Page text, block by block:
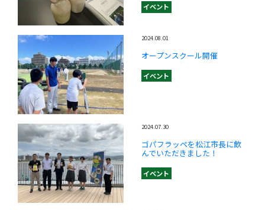
イベント
2024.08.01
オープンスクール開催
イベント
2024.07.30
ゴパフラッペを松江市長に飲
んでいただきました！
イベント